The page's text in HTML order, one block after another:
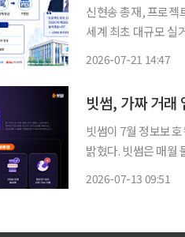
신현송 총재, 프로젝
세계 최초 대규모 실
2026-07-21 14:47
빗썸, 가짜 거래
빗썸이 7월 정보보
밝혔다. 빗썸은 매월 둘째 주 수요일을 ‘정보보호의 날’로 지정하고 고객과 임직원을 대상으로
2026-07-13 09:51